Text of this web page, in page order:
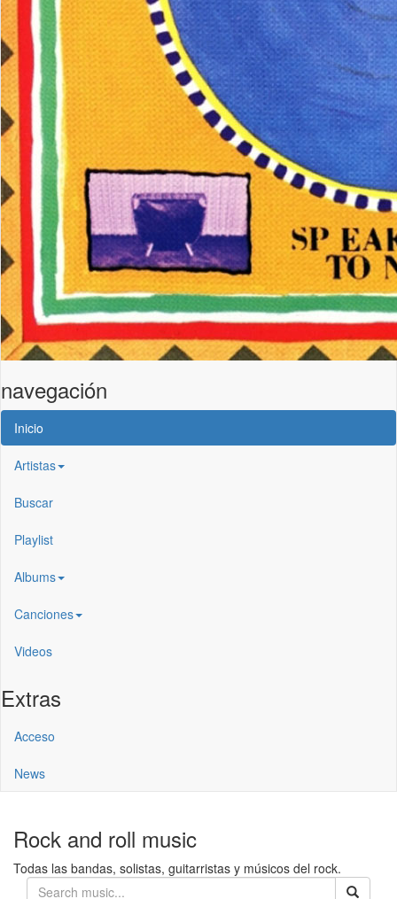
navegación
Inicio
Artistas
Buscar
Playlist
Albums
Canciones
Videos
Extras
Acceso
News
Rock and roll music
Todas las bandas, solistas, guitarristas y músicos del rock.